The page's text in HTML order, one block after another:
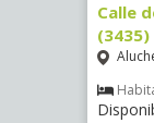
Calle
(3435)